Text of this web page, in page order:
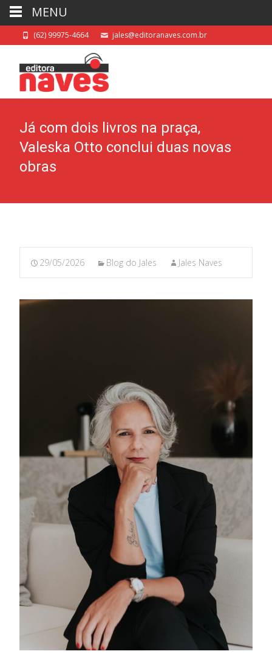
(62) 99975-4664 jales@editoranaves.com.br
Já com dois livros na praça,
Valeska Otto conclui duas novas
obras
29/05/2026 Blog do Jales Jales Naves
MENU